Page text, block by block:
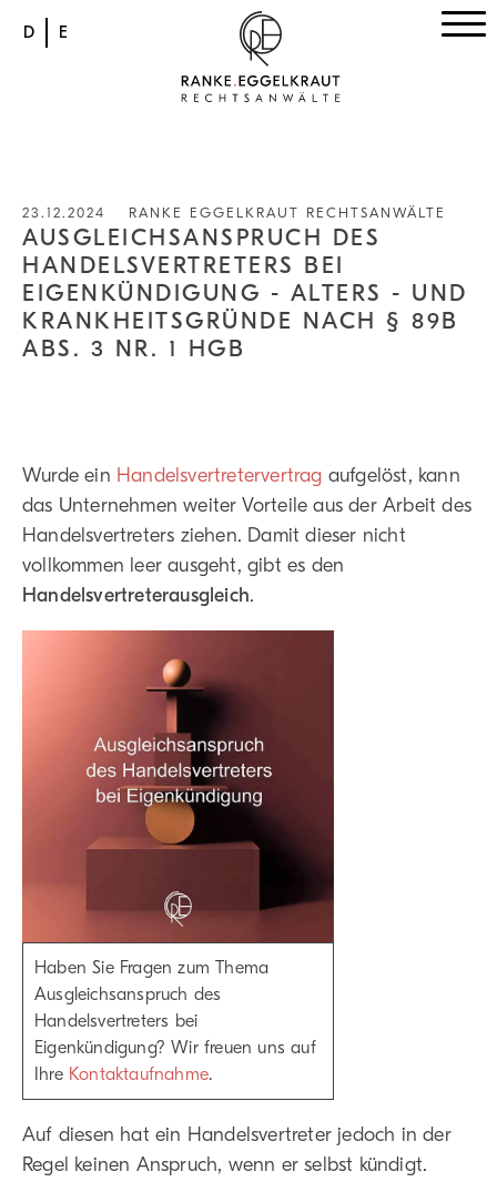
D E
23.12.2024 RANKE EGGELKRAUT RECHTSANWÄLTE
AUSGLEICHSANSPRUCH DES
HANDELSVERTRETERS BEI
EIGENKÜNDIGUNG - ALTERS - UND
KRANKHEITSGRÜNDE NACH § 89B
ABS. 3 NR. 1 HGB
Wurde ein Handelsvertretervertrag aufgelöst, kann
das Unternehmen weiter Vorteile aus der Arbeit des
Handelsvertreters ziehen. Damit dieser nicht
vollkommen leer ausgeht, gibt es den
Handelsvertreterausgleich.
Haben Sie Fragen zum Thema
Ausgleichsanspruch des
Handelsvertreters bei
Eigenkündigung? Wir freuen uns auf
Ihre Kontaktaufnahme.
Auf diesen hat ein Handelsvertreter jedoch in der
Regel keinen Anspruch, wenn er selbst kündigt.